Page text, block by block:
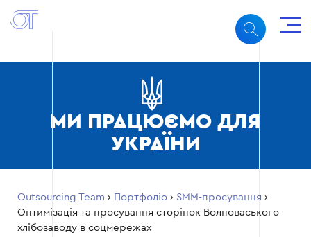
МИ ПРАЦЮЄМО ДЛЯ
УКРАЇНИ
Outsourcing Team › Портфоліо › SMM-просування ›
Оптимізація та просування сторінок Волноваського
хлібозаводу в соцмережах